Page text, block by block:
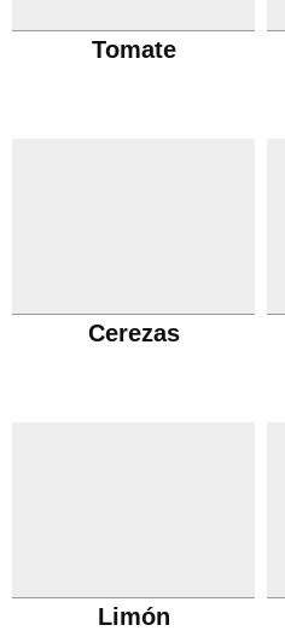
Tomate
Cerezas
Limón